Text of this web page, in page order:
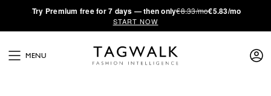
·Try Premium free for 7 days — then only€8.33/mo€5.83/mo
START NOW
MENU